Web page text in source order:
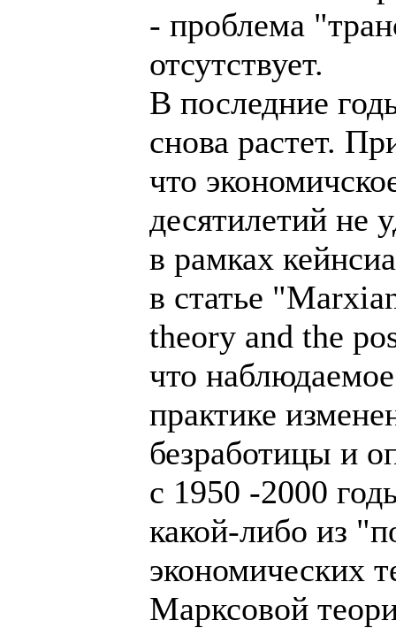
- проблема
отсутствует.
В последние
снова растет.
что
десятилетий не
в рамках
в статье
theory and the
что
практике
безработицы и
с 1950 -2000
какой-либо из
экономических
Марксовой